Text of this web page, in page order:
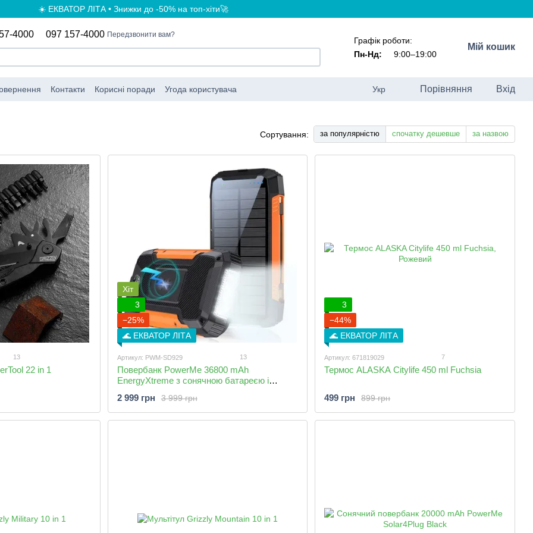
☀️ ЕКВАТОР ЛІТА • Знижки до -50% на топ-хіти🚀
4000 097 157-4000 Передзвонити вам?
Графік роботи:
Пн-Нд:
9:00–19:00
Мій кошик
Контакти Корисні поради
Угода користувача
Укр Порівняння Вхід
Сортування: за популярністю спочатку дешевше за назвою
13
22 in 1
Хіт
3
−25%
🌊 ЕКВАТОР ЛІТА
Артикул: PWM-SD929 13
Повербанк PowerMe 36800 mAh
EnergyXtreme з сонячною батареєю і
3 999 грн
2 999 грн
3
−44%
🌊 ЕКВАТОР ЛІТА
Артикул: 671819029 7
Термос ALASKA Citylife 450 ml Fuchsia
899 грн
499 грн